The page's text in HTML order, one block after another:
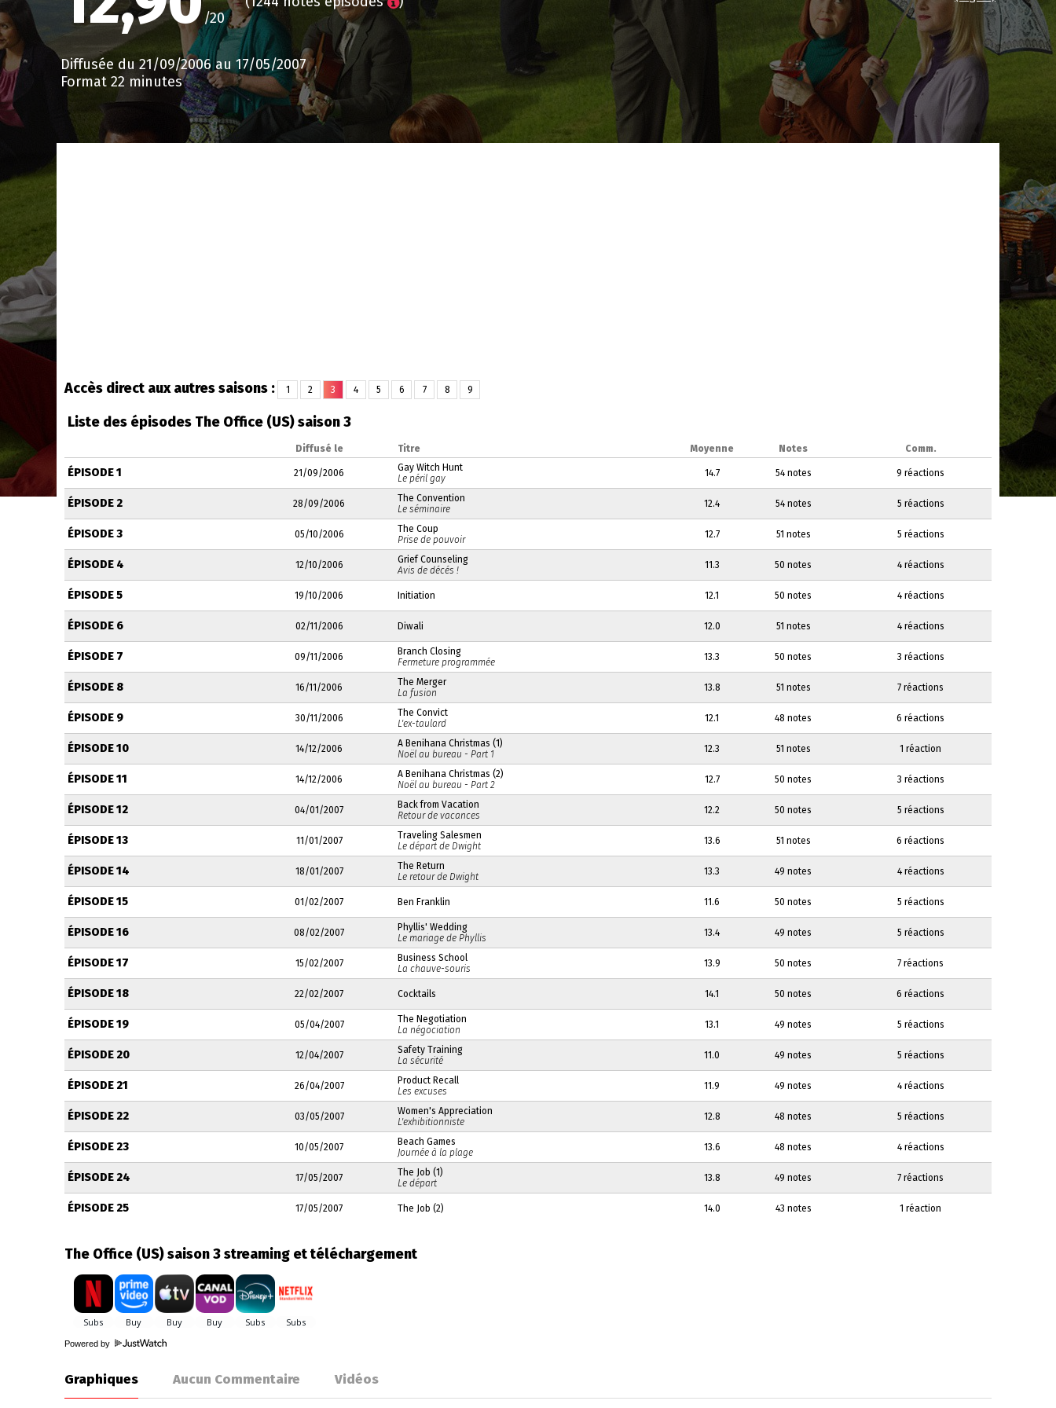
/20
Diffusée du 21/09/2006 au 17/05/2007
Format 22 minutes
Accès direct aux autres saisons : 1 2 3 4 5 6 7 8 9
Liste des épisodes The Office (US) saison 3
Diffusé le Titre Moyenne Notes Comm.
ÉPISODE 1 21/09/2006
Gay Witch Hunt
Le péril gay
14.7 54 notes 9 réactions
ÉPISODE 2 28/09/2006
The Convention
Le séminaire
12.4 54 notes 5 réactions
ÉPISODE 3 05/10/2006
The Coup
Prise de pouvoir
12.7 51 notes 5 réactions
ÉPISODE 4 12/10/2006
Grief Counseling
Avis de décés !
11.3 50 notes 4 réactions
ÉPISODE 5 19/10/2006 Initiation 12.1 50 notes 4 réactions
ÉPISODE 6 02/11/2006 Diwali 12.0 51 notes 4 réactions
ÉPISODE 7 09/11/2006
Branch Closing
Fermeture programmée
13.3 50 notes 3 réactions
ÉPISODE 8 16/11/2006
The Merger
La fusion
13.8 51 notes 7 réactions
ÉPISODE 9 30/11/2006
The Convict
L'ex-taulard
12.1 48 notes 6 réactions
ÉPISODE 10 14/12/2006
A Benihana Christmas (1)
Noël au bureau - Part 1
12.3 51 notes 1 réaction
ÉPISODE 11 14/12/2006
A Benihana Christmas (2)
Noël au bureau - Part 2
12.7 50 notes 3 réactions
ÉPISODE 12 04/01/2007
Back from Vacation
Retour de vacances
12.2 50 notes 5 réactions
ÉPISODE 13 11/01/2007
Traveling Salesmen
Le départ de Dwight
13.6 51 notes 6 réactions
ÉPISODE 14 18/01/2007
The Return
Le retour de Dwight
13.3 49 notes 4 réactions
ÉPISODE 15 01/02/2007 Ben Franklin 11.6 50 notes 5 réactions
ÉPISODE 16 08/02/2007
Phyllis' Wedding
Le mariage de Phyllis
13.4 49 notes 5 réactions
ÉPISODE 17 15/02/2007
Business School
La chauve-souris
13.9 50 notes 7 réactions
ÉPISODE 18 22/02/2007 Cocktails 14.1 50 notes 6 réactions
ÉPISODE 19 05/04/2007
The Negotiation
La négociation
13.1 49 notes 5 réactions
ÉPISODE 20 12/04/2007
Safety Training
La sécurité
11.0 49 notes 5 réactions
ÉPISODE 21 26/04/2007
Product Recall
Les excuses
11.9 49 notes 4 réactions
ÉPISODE 22 03/05/2007
Women's Appreciation
L'exhibitionniste
12.8 48 notes 5 réactions
ÉPISODE 23 10/05/2007
Beach Games
Journée à la plage
13.6 48 notes 4 réactions
ÉPISODE 24 17/05/2007
The Job (1)
Le départ
13.8 49 notes 7 réactions
ÉPISODE 25 17/05/2007 The Job (2) 14.0 43 notes 1 réaction
The Office (US) saison 3 streaming et téléchargement
Powered by
Graphiques Aucun Commentaire Vidéos